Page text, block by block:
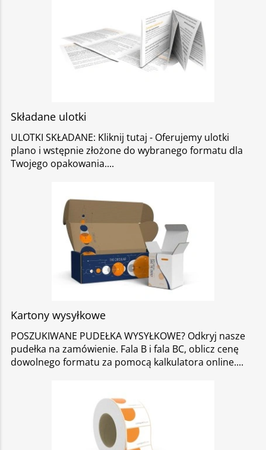
Składane ulotki
ULOTKI SKŁADANE: Kliknij tutaj - Oferujemy ulotki
plano i wstępnie złożone do wybranego formatu dla
Twojego opakowania.
Kartony wysyłkowe
POSZUKIWANE PUDEŁKA WYSYŁKOWE? Odkryj nasze
pudełka na zamówienie. Fala B i fala BC, oblicz cenę
dowolnego formatu za pomocą kalkulatora online.